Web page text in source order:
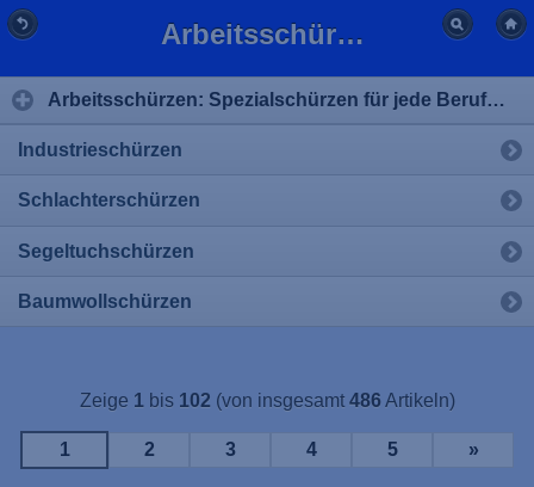
Arbeitsschürzen & Spezialschürzen günstig kaufen | BFL-Versand
Arbeitsschürzen: Spezialschürzen für jede Berufsgruppe
Industrieschürzen
Schlachterschürzen
Segeltuchschürzen
Baumwollschürzen
Zeige 1bis 102 (von insgesamt 486 Artikeln)
1 2 3 4 5 »